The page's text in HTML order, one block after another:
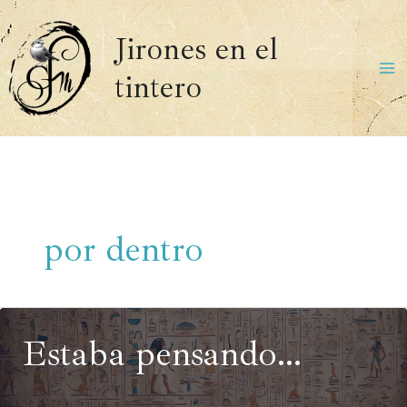
Ir
al
contenido
Jirones en el
tintero
por dentro
Estaba pensando…